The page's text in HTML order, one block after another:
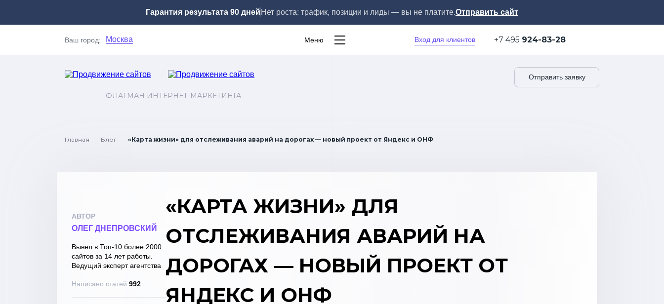
Гарантия результата 90 дней Нет роста: трафик, позиции и лиды — вы не платите.Отправить сайт
Ваш город: Москва Меню Вход для клиентов +7 495 924-83-28
ФЛАГМАН ИНТЕРНЕТ-МАРКЕТИНГА
Отправить заявку
Главная Блог «Карта жизни» для отслеживания аварий на дорогах — новый проект от Яндекс и ОНФ
АВТОР
ОЛЕГ ДНЕПРОВСКИЙ
Вывел в Топ-10 более 2000
сайтов за 14 лет работы.
Ведущий эксперт агентства
Написано статей:992
«КАРТА ЖИЗНИ» ДЛЯ
ОТСЛЕЖИВАНИЯ АВАРИЙ НА
ДОРОГАХ — НОВЫЙ ПРОЕКТ ОТ
ЯНДЕКС И ОНФ